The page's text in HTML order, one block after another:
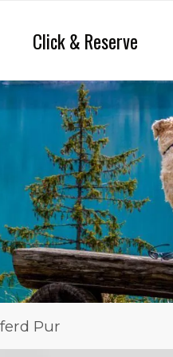
Click & Reserve
Pur